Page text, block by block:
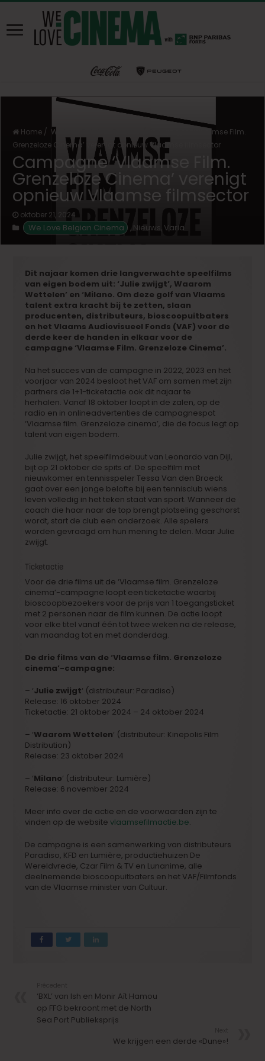
Home / We Love Belgian Cinema
Campagne ‘Vlaamse Film.
Grenzeloze Cinema’ verenigt opnieuw Vlaamse filmsector
Campagne ‘Vlaamse Film.
Grenzeloze Cinema’ verenigt
opnieuw Vlaamse filmsector
oktober 21, 2024
We Love Belgian Cinema , Nieuws Varia
Dit najaar komen drie langverwachte speelfilms
van eigen bodem uit: ‘Julie zwijgt’, Waarom
Wettelen’ en ‘Milano. Om deze golf van Vlaams
talent extra kracht bij te zetten, slaan
producenten, distributeurs, bioscoopuitbaters
en het Vlaams Audiovisueel Fonds (VAF) voor de
derde keer de handen in elkaar voor de
campagne ‘Vlaamse Film. Grenzeloze Cinema’.
Na het succes van de campagne in 2022, 2023 en het
voorjaar van 2024 besloot het VAF om samen met zijn
partners de 1+1-ticketactie ook dit najaar te
herhalen. Vanaf 18 oktober loopt in de zalen, op de
radio en in onlineadvertenties de campagnespot
‘Vlaamse film. Grenzeloze cinema’, die de focus legt op
talent van eigen bodem.
Julie zwijgt, het speelfilmdebuut van Leonardo van Dijl,
bijt op 21 oktober de spits af. De speelfilm met
nieuwkomer en tennisspeler Tessa Van den Broeck
gaat over een jonge belofte bij een tennisclub wiens
leven volledig in het teken staat van sport. Wanneer de
coach die haar naar de top brengt plotseling geschorst
wordt, start de club een onderzoek. Alle spelers
worden gevraagd om hun mening te delen. Maar Julie
zwijgt.
Ticketactie
Voor de drie films uit de ‘Vlaamse film. Grenzeloze
cinema’-campagne loopt een ticketactie waarbij
bioscoopbezoekers voor de prijs van 1 toegangsticket
met 2 personen naar de film kunnen. De actie loopt
voor elke titel vanaf één tot twee weken na de release,
van maandag tot en met donderdag.
De drie films van de ‘Vlaamse film. Grenzeloze
cinema’-campagne:
– ‘Julie zwijgt‘ (distributeur: Paradiso)
Release: 16 oktober 2024
Ticketactie: 21 oktober 2024 – 24 oktober 2024
– ‘Waarom Wettelen‘ (distributeur: Kinepolis Film
Distribution)
Release: 23 oktober 2024
– ‘Milano‘ (distributeur: Lumière)
Release: 6 november 2024
Meer info over de actie en de voorwaarden zijn te
vinden op de websitevlaamsefilmactie.be.
De campagne is een samenwerking van distributeurs
Paradiso, KFD en Lumière, productiehuizen De
Wereldvrede, Czar Film & TV en Lunanime, alle
deelnemende bioscoopuitbaters en het VAF/Filmfonds
van de Vlaamse minister van Cultuur.
‘BXL’ van Ish en Monir Aït Hamou
op FFG bekroont met de North
Sea Port Publieksprijs
We krijgen een derde «Dune»!